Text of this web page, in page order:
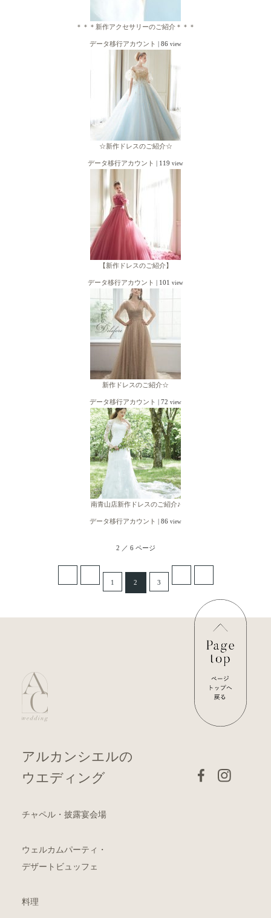
＊＊＊新作アクセサリーのご紹介＊＊＊
データ移行アカウント | 86 view
☆新作ドレスのご紹介☆
データ移行アカウント | 119 view
【新作ドレスのご紹介】
データ移行アカウント | 101 view
新作ドレスのご紹介☆
データ移行アカウント | 72 view
南青山店新作ドレスのご紹介♪
データ移行アカウント | 86 view
2 ／ 6 ページ
1 2 3
アルカンシエルの
ウエディング
チャペル・披露宴会場
ウェルカムパーティ・
デザートビュッフェ
料理